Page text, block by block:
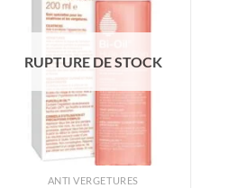
RUPTURE DE STOCK
ANTI VERGETURES